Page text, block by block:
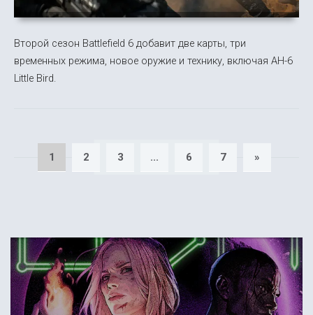
Второй сезон Battlefield 6 добавит две карты, три
временных режима, новое оружие и технику, включая AH-6
Little Bird.
1 2 3 ... 6 7 »